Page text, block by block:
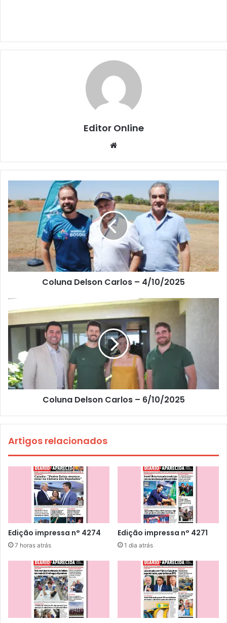
Editor Online
Coluna Delson Carlos – 4/10/2025
Coluna Delson Carlos – 6/10/2025
Artigos relacionados
Edição impressa n° 4274
7 horas atrás
Edição impressa n° 4271
1 dia atrás